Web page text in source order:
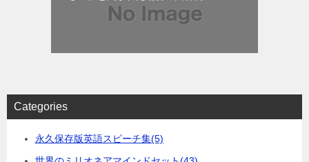
Categories
永久保存版英語スピーチ集(5)